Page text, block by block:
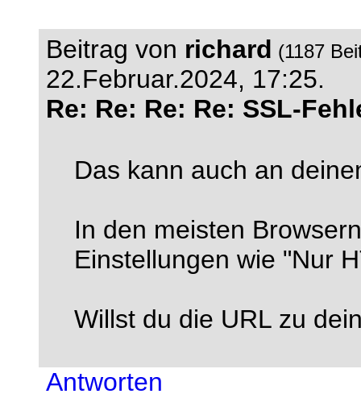
Beitrag von richard (1187
22.Februar.2024, 17:25.
Re: Re: Re: Re: SSL-
Das kann auch an
In den meisten
Einstellungen wie "Nur
Willst du die URL zu
Antworten